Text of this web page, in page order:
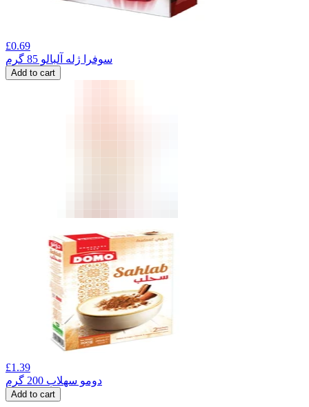
£0.69
سوفرا ژله آلبالو 85 گرم
Add to cart
£1.39
دومو سهلاب 200 گرم
Add to cart